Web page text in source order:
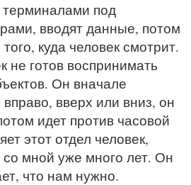
под
вводят данные, потом
куда человек смотрит.
не готов воспринимать
Он вначале
вверх или вниз, он
идет против часовой
этот отдел человек,
со мной уже много лет. Он
что нам нужно.